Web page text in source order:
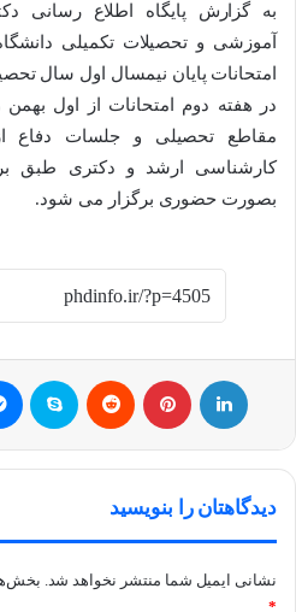
به گزارش پایگاه اطلاع رسانی
آموزشی و تحصیلات تکمیلی
در هفته دوم امتحانات از اول بهمن
مقاطع تحصیلی و جلسات دفاع
کارشناسی ارشد و دکتری طبق
بصورت حضوری برگزار می شود.
دیدگاهتان را بنویسید
نشانی ایمیل شما منتشر نخواهد شد.
*